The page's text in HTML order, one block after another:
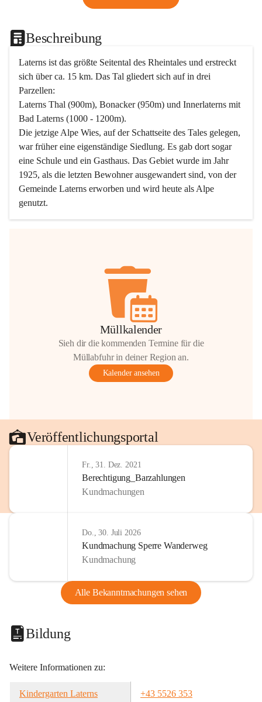
Beschreibung
Laterns ist das größte Seitental des Rheintales und erstreckt
sich über ca. 15 km. Das Tal gliedert sich auf in drei
Parzellen:
Laterns Thal (900m), Bonacker (950m) und Innerlaterns mit
Bad Laterns (1000 - 1200m).
Die jetzige Alpe Wies, auf der Schattseite des Tales gelegen,
war früher eine eigenständige Siedlung. Es gab dort sogar
eine Schule und ein Gasthaus. Das Gebiet wurde im Jahr
1925, als die letzten Bewohner ausgewandert sind, von der
Gemeinde Laterns erworben und wird heute als Alpe
genutzt.
Müllkalender
Sieh dir die kommenden Termine für die
Müllabfuhr in deiner Region an.
Kalender ansehen
Veröffentlichungsportal
Fr., 31. Dez. 2021
Berechtigung_Barzahlungen
Kundmachungen
Do., 30. Juli 2026
Kundmachung Sperre Wanderweg
Kundmachung
Alle Bekanntmachungen sehen
Bildung
Weitere Informationen zu:
Kindergarten Laterns
+43 5526 353